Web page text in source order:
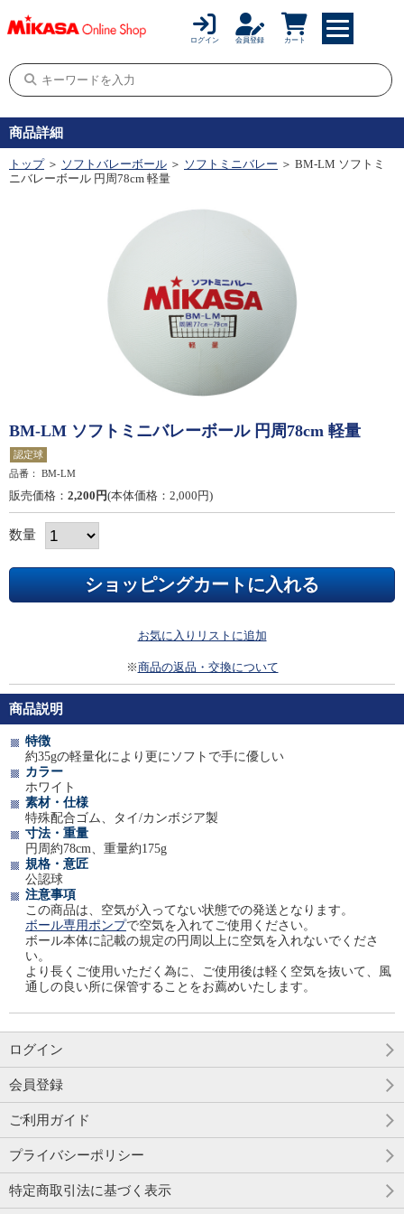
ログイン 会員登録 カート
商品詳細
トップ ＞ ソフトバレーボール ＞ ソフトミニバレー ＞ BM-LM ソフトミ
ニバレーボール 円周78cm 軽量
BM-LM ソフトミニバレーボール 円周78cm 軽量
認定球
品番：
BM-LM
販売価格： 2,200円(本体価格：2,000円)
数量
お気に入りリストに追加
※商品の返品・交換について
商品説明
特徴
約35gの軽量化により更にソフトで手に優しい
カラー
ホワイト
素材・仕様
特殊配合ゴム、タイ/カンボジア製
寸法・重量
円周約78cm、重量約175g
規格・意匠
公認球
注意事項
この商品は、空気が入ってない状態での発送となります。
ボール専用ポンプで空気を入れてご使用ください。
ボール本体に記載の規定の円周以上に空気を入れないでくださ
い。
より長くご使用いただく為に、ご使用後は軽く空気を抜いて、風
通しの良い所に保管することをお薦めいたします。
ログイン
会員登録
ご利用ガイド
プライバシーポリシー
特定商取引法に基づく表示